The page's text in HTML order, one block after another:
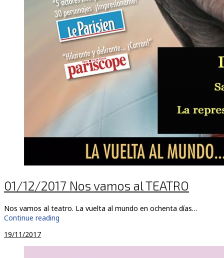
01/12/2017 Nos vamos al TEATRO
Nos vamos al teatro. La vuelta al mundo en ochenta días…
Continue reading
19/11/2017